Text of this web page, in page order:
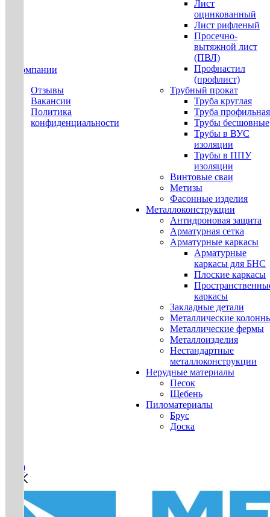
О компании
Отзывы
Вакансии
Политика
конфиденциальности
Лист
оцинкованный
Лист рифленый
Просечно-
вытяжной лист
(ПВЛ)
Профнастил
(профлист)
Трубный прокат
Труба круглая
Труба профильная
Трубы бесшовные
Трубы в ВУС
изоляции
Трубы в ППУ
изоляции
Винтовые сваи
Метизы
Фасонные изделия
Металлоконструкции
Антидроновая защита
Арматурная сетка
Арматурные каркасы
Арматурные
каркасы для БНС
Плоские каркасы
каркасы
Закладные детали
Металлические
Металлические фермы
Металлоизделия
Нестандартные
металлоконструкции
Нерудные материалы
Песок
Щебень
Пиломатериалы
Брус
Доска
0